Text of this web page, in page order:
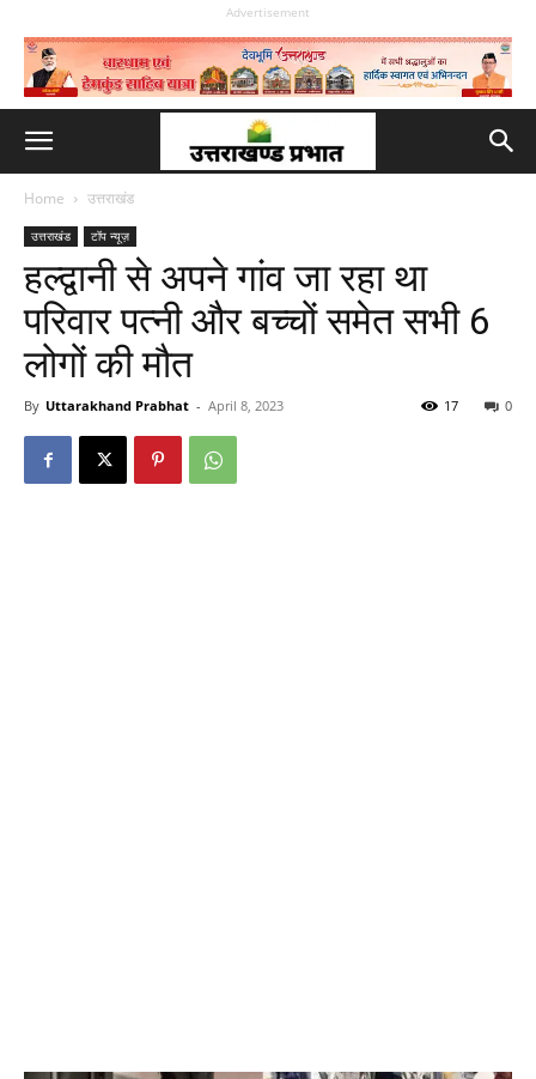
Advertisement
Home उत्तराखंड
उत्तराखंड टॉप न्यूज़
हल्द्वानी से अपने गांव जा रहा था
परिवार पत्नी और बच्चों समेत सभी 6
लोगों की मौत
By Uttarakhand Prabhat - April 8, 2023 0
17